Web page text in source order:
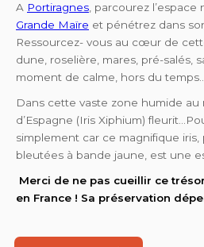
A Portiragnes , parcourez
Grande Maïre et pénétrez dans
Ressourcez- vous au cœur de
dune, roselière, mares, pré-salés,
moment de calme, hors du temps…
Dans cette vaste zone humide au
d’Espagne (Iris Xiphium)
simplement car ce magnifique iris,
bleutées à bande jaune, est une
Merci de ne pas cueillir ce
en France ! Sa préservation